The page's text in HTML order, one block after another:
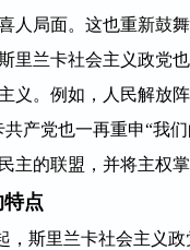
人局面。这也重新鼓
里兰卡社会主义政党
义。例如，人民解放
产党也一再重申“我
主的联盟，并将主权
点
斯里兰卡社会主义政